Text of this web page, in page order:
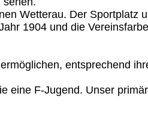
Wetterau. Der Sportplatz
1904 und die
entsprechend
eine F-Jugend. Unser